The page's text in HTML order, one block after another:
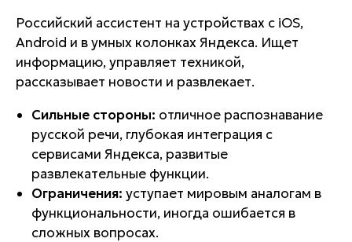
Российский ассистент на устройствах с iOS,
Android и в умных колонках Яндекса. Ищет
информацию, управляет техникой,
рассказывает новости и развлекает.
Сильные стороны: отличное распознавание
русской речи, глубокая интеграция с
сервисами Яндекса, развитые
развлекательные функции.
Ограничения: уступает мировым аналогам в
функциональности, иногда ошибается в
сложных вопросах.